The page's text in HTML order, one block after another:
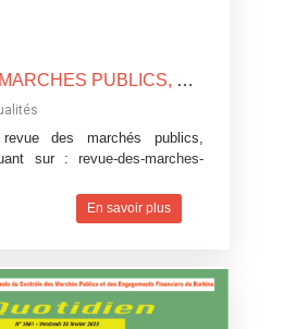
REVUE DES MARCHES PUBLICS, N°3562
des marchés publics,
sur : revue-des-marches-
En savoir plus